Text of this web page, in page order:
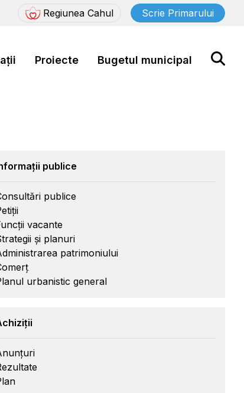
Regiunea Cahul Scrie Primarului
Proiecte Bugetul municipal
publice
publice
vacante
și planuri
patrimoniului
urbanistic general